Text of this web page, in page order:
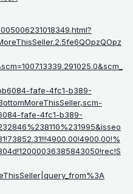
fafe-4fc1-b389-
fafe-4fc1-b389-